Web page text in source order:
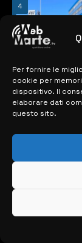
Per fornire le
cookie per
dispositivo. Il
elaborare dati
questo sito.
4
MAPPA DEL
> NOTIZIE
>